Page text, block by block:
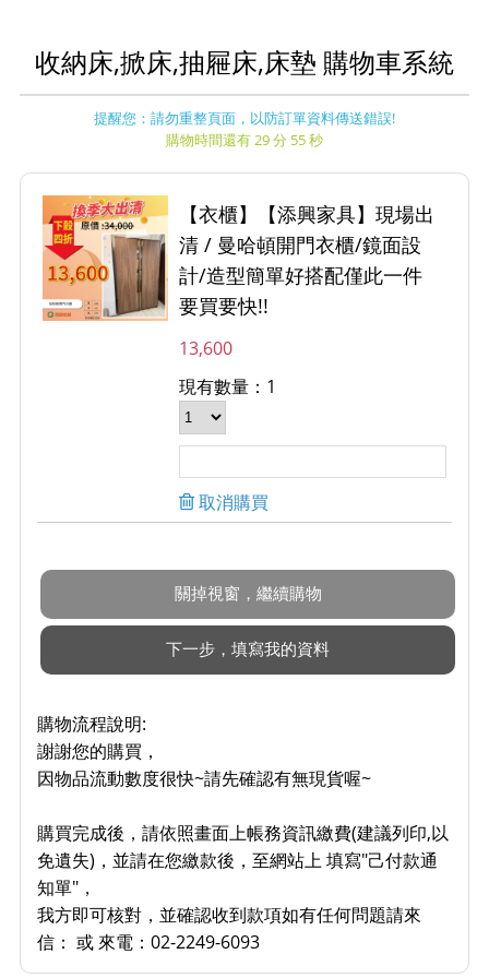
收納床,掀床,抽屜床,床墊 購物車系統
提醒您：請勿重整頁面，以防訂單資料傳送錯誤!
購物時間還有 29 分 55 秒
【衣櫃】【添興家具】現場出
清 / 曼哈頓開門衣櫃/鏡面設
計/造型簡單好搭配僅此一件
要買要快!!
13,600
現有數量：1
取消購買
購物流程說明:
謝謝您的購買，
因物品流動數度很快~請先確認有無現貨喔~
購買完成後，請依照畫面上帳務資訊繳費(建議列印,以
免遺失)，並請在您繳款後，至網站上 填寫"己付款通
知單"，
我方即可核對，並確認收到款項如有任何問題請來
信： 或 來電：02-2249-6093